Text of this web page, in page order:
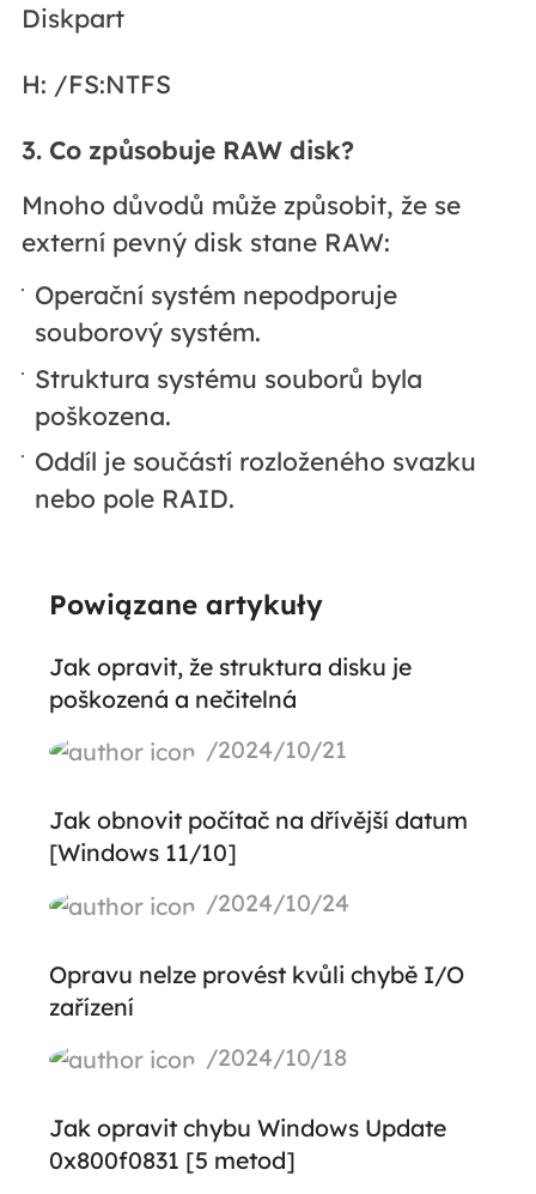
Diskpart
H: /FS:NTFS
3. Co způsobuje RAW disk?
Mnoho důvodů může způsobit, že se
externí pevný disk stane RAW:
Operační systém nepodporuje
souborový systém.
Struktura systému souborů byla
poškozena.
Oddíl je součástí rozloženého svazku
nebo pole RAID.
Powiązane artykuły
Jak opravit, že struktura disku je
poškozená a nečitelná
/2024/10/21
Jak obnovit počítač na dřívější datum
[Windows 11/10]
/2024/10/24
Opravu nelze provést kvůli chybě I/O
zařízení
/2024/10/18
Jak opravit chybu Windows Update
0x800f0831 [5 metod]